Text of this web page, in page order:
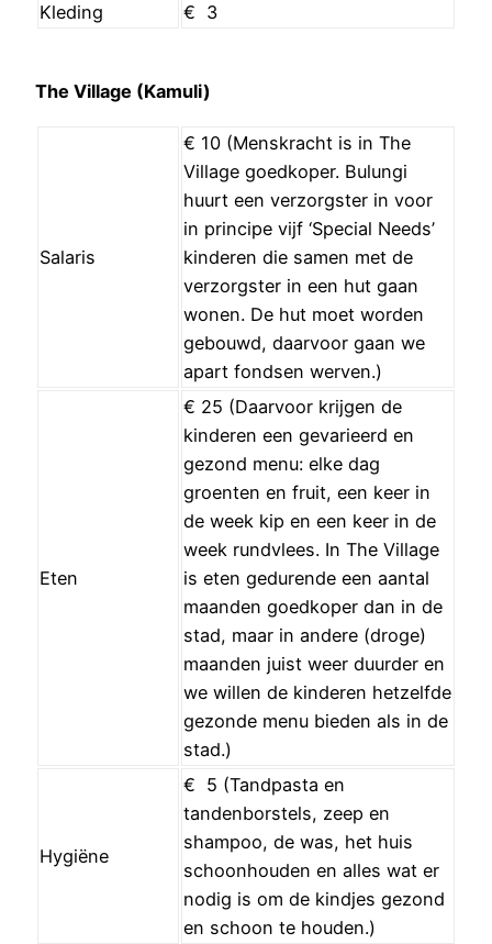
Kleding
€ 3
The Village (Kamuli)
Salaris
€ 10 (Menskracht is in The
Village goedkoper. Bulungi
huurt een verzorgster in voor
in principe vijf ‘Special Needs’
kinderen die samen met de
verzorgster in een hut gaan
wonen. De hut moet worden
gebouwd, daarvoor gaan we
apart fondsen werven.)
Eten
€ 25 (Daarvoor krijgen de
kinderen een gevarieerd en
gezond menu: elke dag
groenten en fruit, een keer in
de week kip en een keer in de
week rundvlees. In The Village
is eten gedurende een aantal
maanden goedkoper dan in de
stad, maar in andere (droge)
maanden juist weer duurder en
we willen de kinderen hetzelfde
gezonde menu bieden als in de
stad.)
Hygiëne
€ 5 (Tandpasta en
tandenborstels, zeep en
shampoo, de was, het huis
schoonhouden en alles wat er
nodig is om de kindjes gezond
en schoon te houden.)